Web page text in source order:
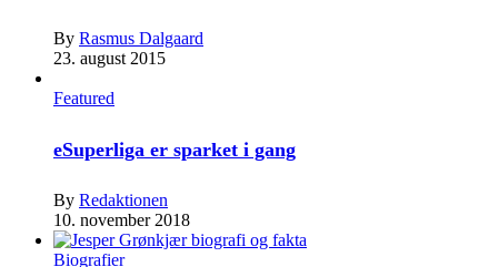
By Rasmus Dalgaard
23. august 2015
Featured
eSuperliga er sparket i gang
By Redaktionen
10. november 2018
Biografier